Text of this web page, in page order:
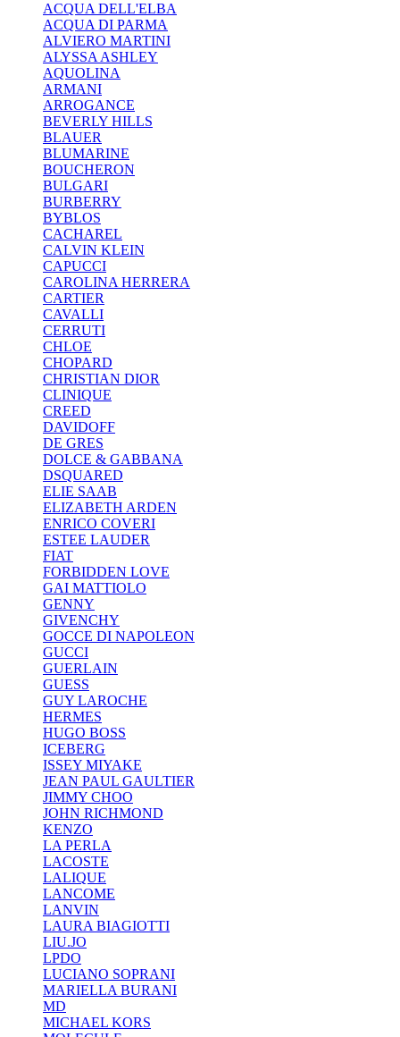
ACQUA DELL'ELBA
ACQUA DI PARMA
ALVIERO MARTINI
ALYSSA ASHLEY
AQUOLINA
ARMANI
ARROGANCE
BEVERLY HILLS
BLAUER
BLUMARINE
BOUCHERON
BULGARI
BURBERRY
BYBLOS
CACHAREL
CALVIN KLEIN
CAPUCCI
CAROLINA HERRERA
CARTIER
CAVALLI
CERRUTI
CHLOE
CHOPARD
CHRISTIAN DIOR
CLINIQUE
CREED
DAVIDOFF
DE GRES
DOLCE & GABBANA
DSQUARED
ELIE SAAB
ELIZABETH ARDEN
ENRICO COVERI
ESTEE LAUDER
FIAT
FORBIDDEN LOVE
GAI MATTIOLO
GENNY
GIVENCHY
GOCCE DI NAPOLEON
GUCCI
GUERLAIN
GUESS
GUY LAROCHE
HERMES
HUGO BOSS
ICEBERG
ISSEY MIYAKE
JEAN PAUL GAULTIER
JIMMY CHOO
JOHN RICHMOND
KENZO
LA PERLA
LACOSTE
LALIQUE
LANCOME
LANVIN
LAURA BIAGIOTTI
LIU.JO
LPDO
LUCIANO SOPRANI
MARIELLA BURANI
MD
MICHAEL KORS